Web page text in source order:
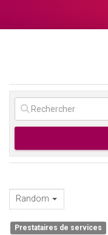
Random
Prestataires de services